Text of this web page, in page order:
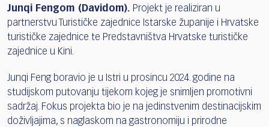
Junqi Fengom (Davidom). Projekt je realiziran u
partnerstvu Turističke zajednice Istarske županije i Hrvatske
turističke zajednice te Predstavništva Hrvatske turističke
zajednice u Kini.
Junqi Feng boravio je u Istri u prosincu 2024. godine na
studijskom putovanju tijekom kojeg je snimljen promotivni
sadržaj. Fokus projekta bio je na jedinstvenim destinacijskim
doživljajima, s naglaskom na gastronomiju i prirodne